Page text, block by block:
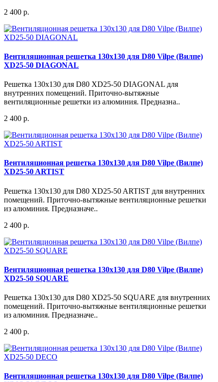
2 400 р.
Вентиляционная решетка 130x130 для D80 Vilpe (Вилпе)
XD25-50 DIAGONAL
Решетка 130x130 для D80 XD25-50 DIAGONAL для
внутренних помещений. Приточно-вытяжные
вентиляционные решетки из алюминия. Предназна..
2 400 р.
Вентиляционная решетка 130x130 для D80 Vilpe (Вилпе)
XD25-50 ARTIST
Решетка 130x130 для D80 XD25-50 ARTIST для внутренних
помещений. Приточно-вытяжные вентиляционные решетки
из алюминия. Предназначе..
2 400 р.
Вентиляционная решетка 130x130 для D80 Vilpe (Вилпе)
XD25-50 SQUARE
Решетка 130x130 для D80 XD25-50 SQUARE для внутренних
помещений. Приточно-вытяжные вентиляционные решетки
из алюминия. Предназначе..
2 400 р.
Вентиляционная решетка 130x130 для D80 Vilpe (Вилпе)